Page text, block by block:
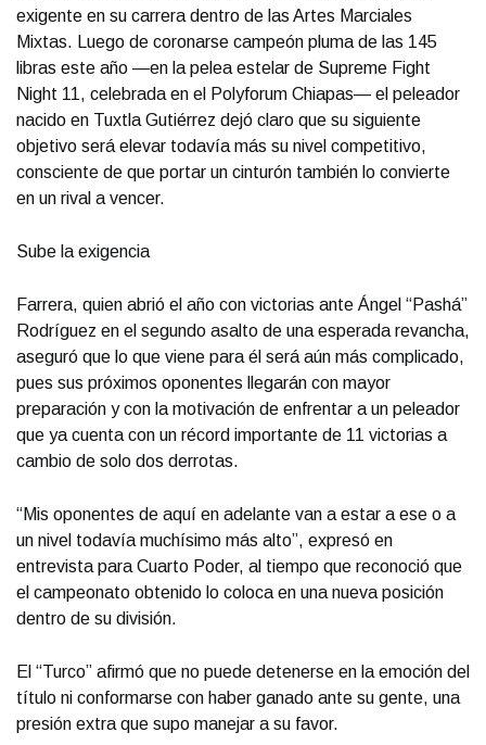
exigente en su carrera dentro de las Artes Marciales
Mixtas. Luego de coronarse campeón pluma de las 145
libras este año —en la pelea estelar de Supreme Fight
Night 11, celebrada en el Polyforum Chiapas— el peleador
nacido en Tuxtla Gutiérrez dejó claro que su siguiente
objetivo será elevar todavía más su nivel competitivo,
consciente de que portar un cinturón también lo convierte
en un rival a vencer.
Sube la exigencia
Farrera, quien abrió el año con victorias ante Ángel “Pashá”
Rodríguez en el segundo asalto de una esperada revancha,
aseguró que lo que viene para él será aún más complicado,
pues sus próximos oponentes llegarán con mayor
preparación y con la motivación de enfrentar a un peleador
que ya cuenta con un récord importante de 11 victorias a
cambio de solo dos derrotas.
“Mis oponentes de aquí en adelante van a estar a ese o a
un nivel todavía muchísimo más alto”, expresó en
entrevista para Cuarto Poder, al tiempo que reconoció que
el campeonato obtenido lo coloca en una nueva posición
dentro de su división.
El “Turco” afirmó que no puede detenerse en la emoción del
título ni conformarse con haber ganado ante su gente, una
presión extra que supo manejar a su favor.